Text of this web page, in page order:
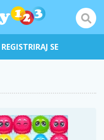
REGISTRIRAJ SE